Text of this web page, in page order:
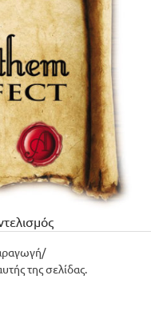
της σελίδας.